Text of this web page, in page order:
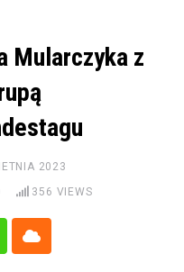
Mularczyka z
2023
356 VIEWS
Cloud